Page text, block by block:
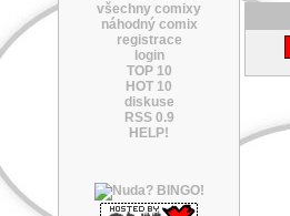
všechny comixy
náhodný comix
registrace
login
TOP 10
HOT 10
diskuse
RSS 0.9
HELP!